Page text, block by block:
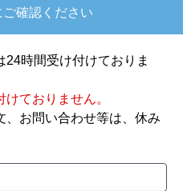
-15A+RC-J101E 工事費
込
117,766円(税込)
商品詳細はこちら
5 ... 次へ 最後へ